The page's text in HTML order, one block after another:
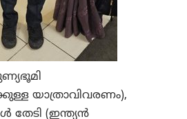
യാത്രാവിവരണം),
തേടി (ഇന്ത്യന്‍